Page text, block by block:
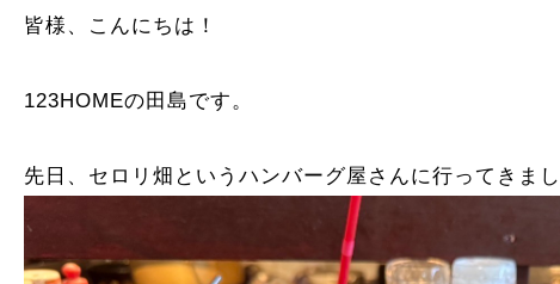
皆様、こんにちは！
123HOMEの田島です。
先日、セロリ畑というハンバーグ屋さんに行ってきまし